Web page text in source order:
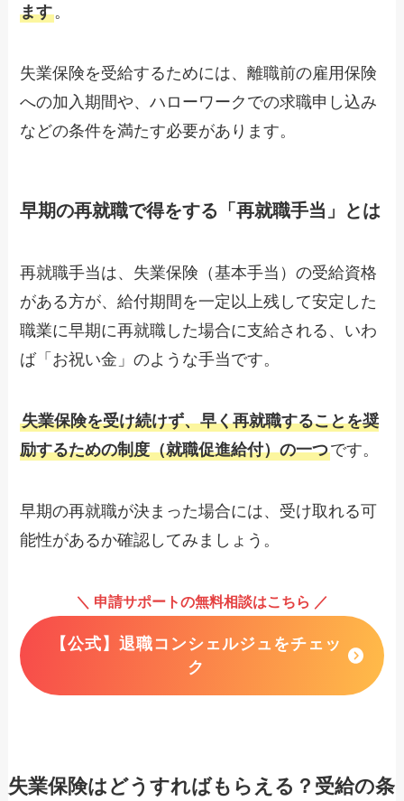
ます。
失業保険を受給するためには、離職前の雇用保険
への加入期間や、ハローワークでの求職申し込み
などの条件を満たす必要があります。
早期の再就職で得をする「再就職手当」とは
再就職手当は、失業保険（基本手当）の受給資格
がある方が、給付期間を一定以上残して安定した
職業に早期に再就職した場合に支給される、いわ
ば「お祝い金」のような手当です。
失業保険を受け続けず、早く再就職することを奨
励するための制度（就職促進給付）の一つです。
早期の再就職が決まった場合には、受け取れる可
能性があるか確認してみましょう。
＼ 申請サポートの無料相談はこちら ／
【公式】退職コンシェルジュをチェッ
ク
失業保険はどうすればもらえる？受給の条